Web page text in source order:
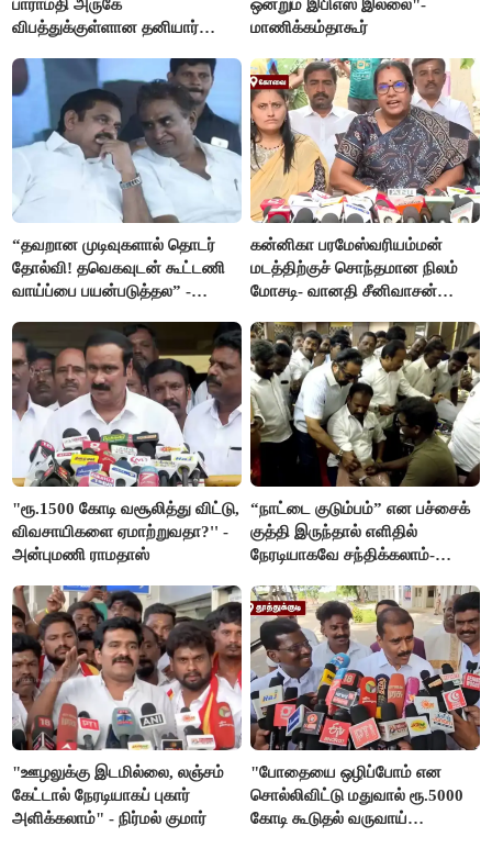
பாராமதி அருகே
விபத்துக்குள்ளான தனியார்
ஒன்றும் இபிஎஸ் இல்லை"-
மாணிக்கம்தாகூர்
“தவறான முடிவுகளால் தொடர்
தோல்வி! தவெகவுடன் கூட்டணி
வாய்ப்பை பயன்படுத்தல” -
கன்னிகா பரமேஸ்வரியம்மன்
மடத்திற்குச் சொந்தமான நிலம்
மோசடி- வானதி சீனிவாசன்
"ரூ.1500 கோடி வசூலித்து விட்டு,
விவசாயிகளை ஏமாற்றுவதா?'' -
அன்புமணி ராமதாஸ்
“நாட்டை குடும்பம்” என பச்சைக்
குத்தி இருந்தால் எளிதில்
நேரடியாகவே சந்திக்கலாம்-
"ஊழலுக்கு இடமில்லை, லஞ்சம்
கேட்டால் நேரடியாகப் புகார்
அளிக்கலாம்" - நிர்மல் குமார்
"போதையை ஒழிப்போம் என
சொல்லிவிட்டு மதுவால் ரூ.5000
கோடி கூடுதல் வருவாய்